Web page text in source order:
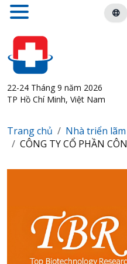
22-24 Tháng 9 năm 2026
TP Hồ Chí Minh, Việt Nam
Trang chủ Nhà triển lãm
CÔNG TY CỔ PHẦN